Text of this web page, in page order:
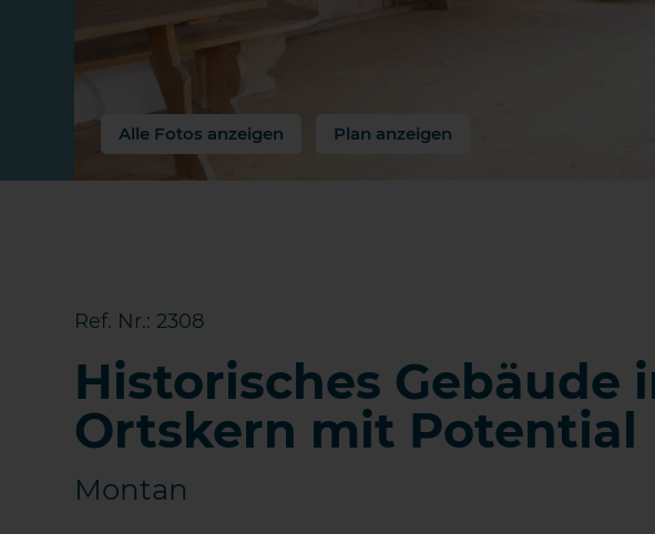
Alle Fotos anzeigen Plan anzeigen
Ref. Nr.: 2308
Historisches Gebäude
Ortskern mit Potential
Montan